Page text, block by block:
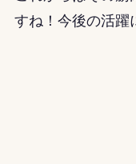
すね！今後の活躍